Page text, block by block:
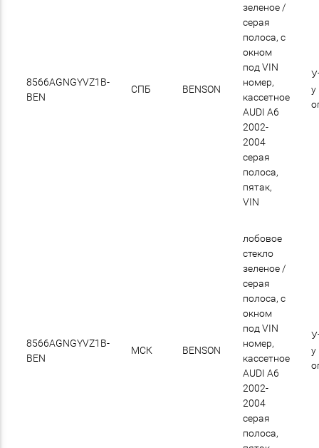
8566AGNGYVZ1B-
BEN
СПБ BENSON
зеленое /
cерая
полоса, с
окном
под VIN
номер,
кассетное
AUDI A6
2002-
2004
серая
полоса,
пятак,
VIN
у
8566AGNGYVZ1B-
BEN
МСК BENSON
лобовое
стекло
зеленое /
cерая
полоса, с
окном
под VIN
номер,
кассетное
AUDI A6
2002-
2004
серая
полоса,
у